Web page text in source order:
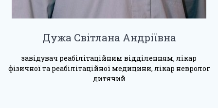
Дужа Світлана Андріївна
завідувач реабілітаційним відділенням, лікар
фізичної та реабілітаційної медицини, лікар невролог
дитячий